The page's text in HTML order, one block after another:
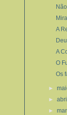
A
A
O
Os
►
►
►